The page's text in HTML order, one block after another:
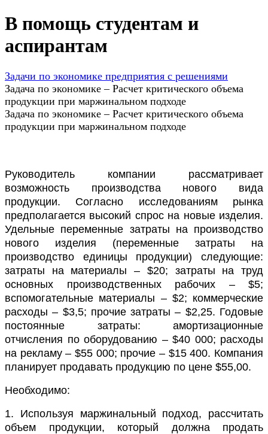
В помощь студентам и
аспирантам
Задачи по экономике предприятия с решениями
Задача по экономике – Расчет критического объема
продукции при маржинальном подходе
Задача по экономике – Расчет критического объема
продукции при маржинальном подходе
Руководитель компании рассматривает
возможность производства нового вида
продукции. Согласно исследованиям рынка
предполагается высокий спрос на новые изделия.
Удельные переменные затраты на производство
нового изделия (переменные затраты на
производ­ство единицы продукции) следующие:
затраты на материалы – $20; затраты на труд
основных производственных рабочих – $5;
вспомо­гательные материалы – $2; коммерческие
расходы – $3,5; прочие затраты – $2,25. Годовые
постоянные затраты: амортизационные
отчисления по оборудованию – $40 000; расходы
на рекла­му – $55 000; прочие – $15 400. Компания
планирует продавать продукцию по цене $55,00.
Необходимо:
1.
Используя маржинальный подход, рассчитать
объем продук­ции, который должна продать